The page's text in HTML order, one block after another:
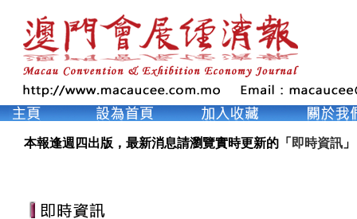
本報逢週四出版，最新消息請瀏覽實時更新的「 即時資訊 」